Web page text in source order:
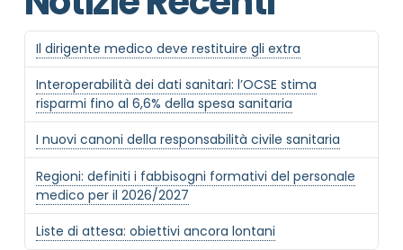
Il dirigente medico deve restituire gli extra
Interoperabilità dei dati sanitari: l’OCSE stima
risparmi fino al 6,6% della spesa sanitaria
I nuovi canoni della responsabilità civile sanitaria
Regioni: definiti i fabbisogni formativi del personale
medico per il 2026/2027
Liste di attesa: obiettivi ancora lontani